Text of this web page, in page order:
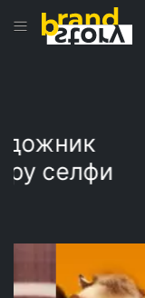
селфи